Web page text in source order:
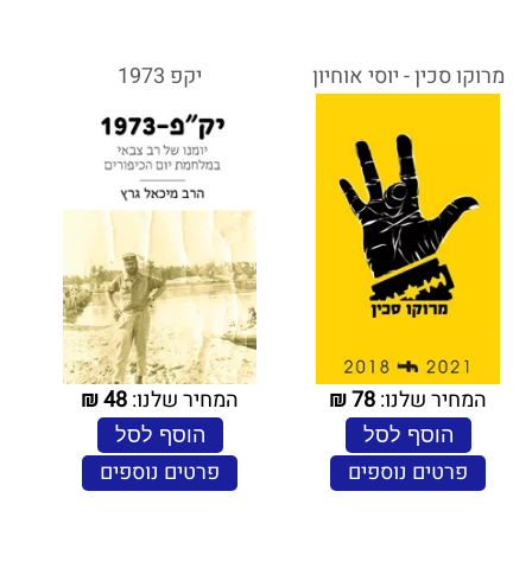
מרוקו סכין - יוסי אוחיון
המחיר שלנו:78
₪
הוסף לסל
פרטים נוספים
יקפ 1973
המחיר שלנו:48
₪
הוסף לסל
פרטים נוספים